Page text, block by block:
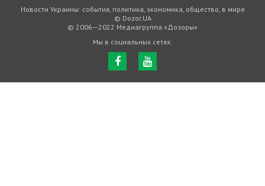
Новости Украины: события, политика, экономика, общество, в мире
© Dozor.UA
© 2006—2022 Медиагруппа «Дозоры»
Мы в социальных сетях: